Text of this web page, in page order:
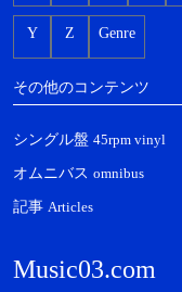
Y Z Genre
その他のコンテンツ
シングル盤 45rpm vinyl
オムニバス omnibus
記事 Articles
Music03.com